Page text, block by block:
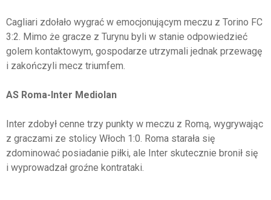
Cagliari zdołało wygrać w emocjonującym meczu z Torino FC
3:2. Mimo że gracze z Turynu byli w stanie odpowiedzieć
golem kontaktowym, gospodarze utrzymali jednak przewagę
i zakończyli mecz triumfem.
AS Roma-Inter Mediolan
Inter zdobył cenne trzy punkty w meczu z Romą, wygrywając
z graczami ze stolicy Włoch 1:0. Roma starała się
zdominować posiadanie piłki, ale Inter skutecznie bronił się
i wyprowadzał groźne kontrataki.